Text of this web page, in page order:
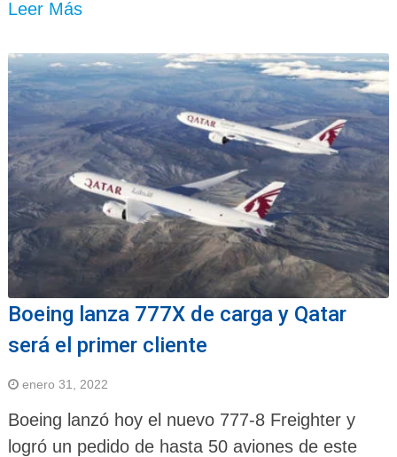
Leer Más
Boeing lanza 777X de carga y Qatar
será el primer cliente
enero 31, 2022
Boeing lanzó hoy el nuevo 777-8 Freighter y
logró un pedido de hasta 50 aviones de este